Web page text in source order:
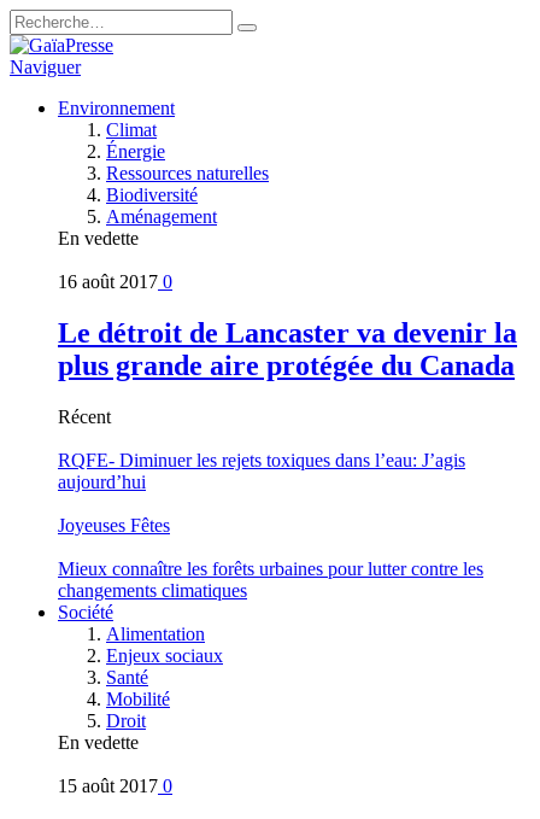
Naviguer
Environnement
Climat
Énergie
Ressources naturelles
Biodiversité
Aménagement
En vedette
16 août 2017 0
Le détroit de Lancaster va devenir la
plus grande aire protégée du Canada
Récent
RQFE- Diminuer les rejets toxiques dans l’eau: J’agis
aujourd’hui
Joyeuses Fêtes
Mieux connaître les forêts urbaines pour lutter contre les
changements climatiques
Société
Alimentation
Enjeux sociaux
Santé
Mobilité
Droit
En vedette
15 août 2017 0